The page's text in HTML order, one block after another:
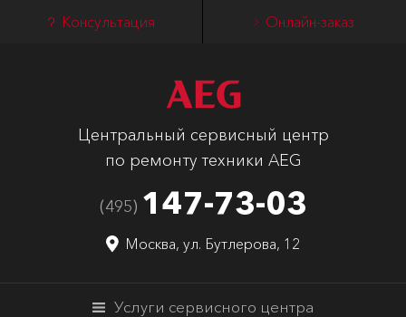
Консультация Онлайн-заказ
Центральный сервисный центр
по ремонту техники AEG
(495) 147-73-03
Москва, ул. Бутлерова, 12
Услуги сервисного центра